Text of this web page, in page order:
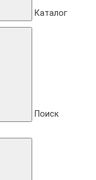
Каталог
Поиск